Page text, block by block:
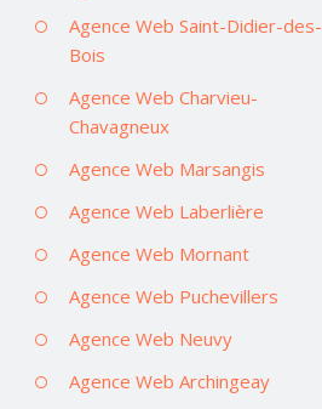
Agence Web Saint-Didier-des-
Bois
Agence Web Charvieu-
Chavagneux
Agence Web Marsangis
Agence Web Laberlière
Agence Web Mornant
Agence Web Puchevillers
Agence Web Neuvy
Agence Web Archingeay